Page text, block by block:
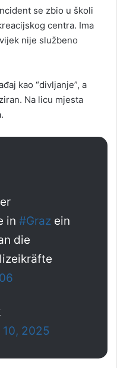
se zbio u školi
centra. Ima
nije službeno
kao “divljanje”, a
Na licu mjesta
in #Graz ein
die
10, 2025